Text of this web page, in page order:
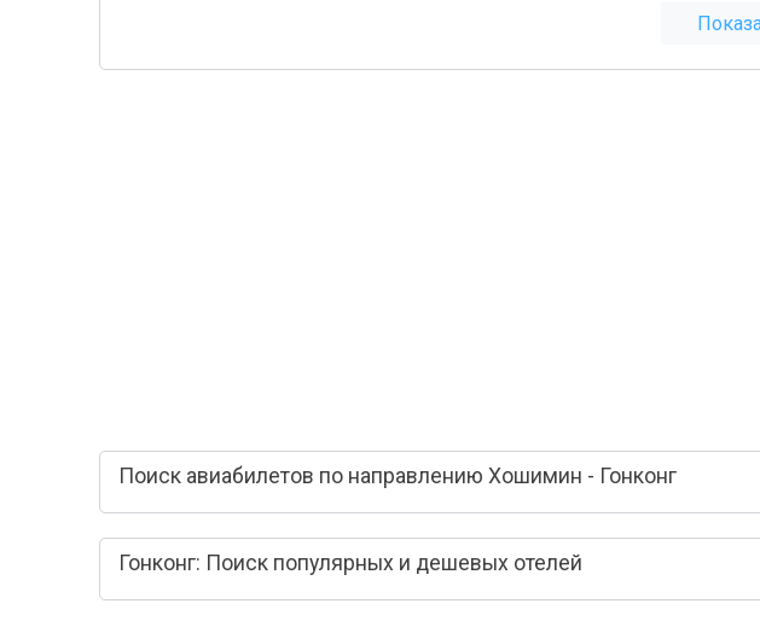
Поиск авиабилетов по направлению Хошимин - Гонконг
Гонконг: Поиск популярных и дешевых отелей